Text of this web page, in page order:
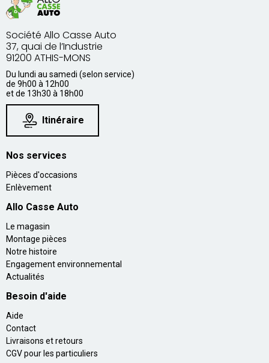
Société Allo Casse Auto
37, quai de l’Industrie
91200 ATHIS-MONS
Du lundi au samedi (selon service)
de 9h00 à 12h00
et de 13h30 à 18h00
Itinéraire
Nos services
Pièces d'occasions
Enlèvement
Allo Casse Auto
Le magasin
Montage pièces
Notre histoire
Engagement environnemental
Actualités
Besoin d'aide
Aide
Contact
Livraisons et retours
CGV pour les particuliers